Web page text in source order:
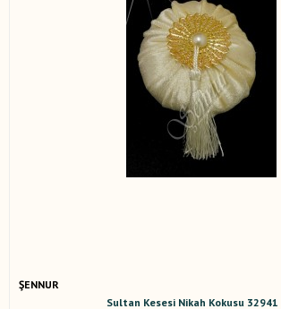
ŞENNUR
Sultan Kesesi Nikah Kokusu 32941